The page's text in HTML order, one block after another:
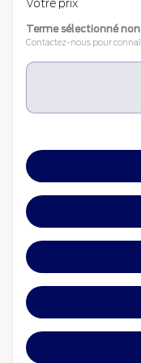
Votre prix
Terme sélectionné
Contactez-nous pour